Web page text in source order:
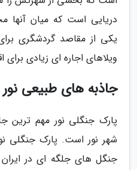
دریایی است که میان آنها
یکی از مقاصد گردشگری
ویلاهای اجاره ای زیادی برای
جاذبه های طبیعی نور
پارک جنگلی نور مهم ترین
شهر نور است. پارک جنگلی
جنگل های جلگه ای در